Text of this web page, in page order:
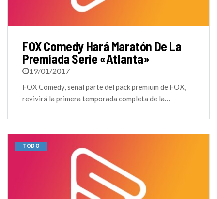
FOX Comedy Hará Maratón De La
Premiada Serie «Atlanta»
19/01/2017
FOX Comedy, señal parte del pack premium de FOX,
revivirá la primera temporada completa de la…
TODO